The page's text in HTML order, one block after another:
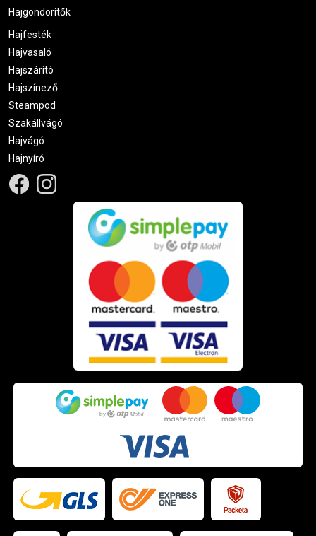
Hajgöndörítők
Hajfesték
Hajvasaló
Hajszárító
Hajszínező
Steampod
Szakállvágó
Hajvágó
Hajnyíró